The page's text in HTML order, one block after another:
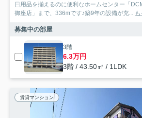
日用品を揃えるのに便利なホームセンター「
御座店」まで、336mです♪築9年の設備が充...
募集中の部屋
3階
6.3万円
3階 / 43.50㎡ / 1LDK
賃貸マンション